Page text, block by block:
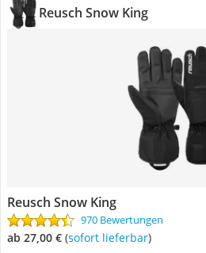
Reusch Snow King
Reusch Snow King
970 Bewertungen
ab 27,00 € ( Sofort lieferbar)